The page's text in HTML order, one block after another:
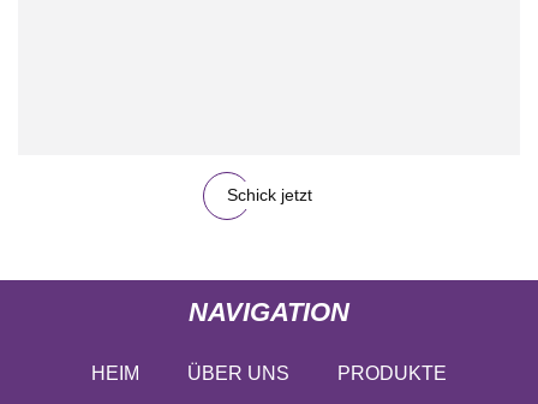
Schick jetzt
NAVIGATION
HEIM ÜBER UNS PRODUKTE